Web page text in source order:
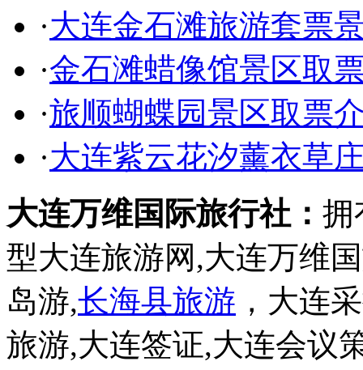
·大连金石滩旅游套票
·金石滩蜡像馆景区取
·旅顺蝴蝶园景区取票
·大连紫云花汐薰衣草
大连万维国际旅行社： 拥
型大连旅游网,大连万维
岛游,长海县旅游 ，大连
旅游,大连签证,大连会议